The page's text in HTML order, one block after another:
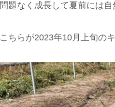
問題なく成長して夏前には
こちらが2023年10月上旬の